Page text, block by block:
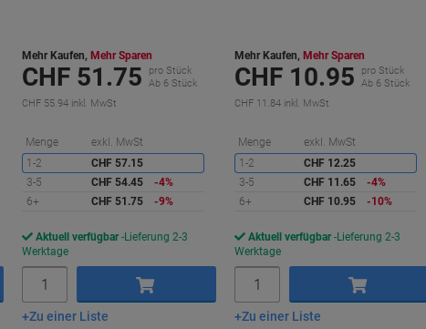
sparen
Mehr Kaufen, Mehr Sparen
CHF 51.75
pro Stück
Ab 6 Stück
CHF 55.94 inkl. MwSt
Menge exkl. MwSt
sparen
1-2
CHF 57.15
3-5
CHF 54.45
-4%
6+
CHF 51.75 -9%
Aktuell verfügbar Lieferung 2-3
Werktage
In den Warenkorb
Zu einer Liste
Mehr Kaufen, Mehr Sparen
CHF 10.95
pro Stück
Ab 6 Stück
CHF 11.84 inkl. MwSt
Menge exkl. MwSt
1-2
CHF 12.25
3-5
CHF 11.65
-4%
6+
CHF 10.95 -10%
Aktuell verfügbar Lieferung 2-3
Werktage
In den Warenkorb
Zu einer Liste